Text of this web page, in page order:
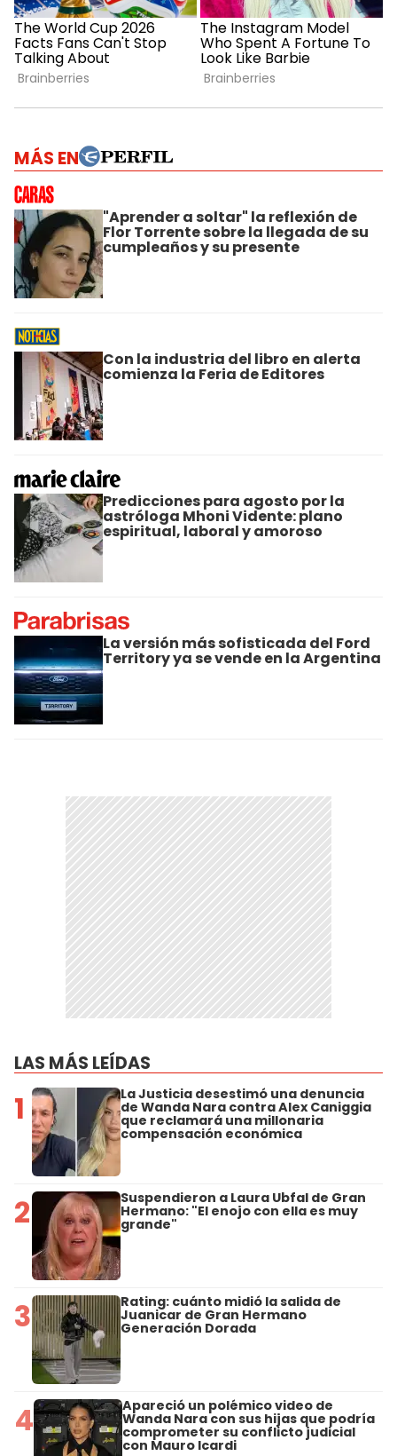
MÁS EN
"Aprender a soltar" la reflexión de
Flor Torrente sobre la llegada de su
cumpleaños y su presente
Con la industria del libro en alerta
comienza la Feria de Editores
Predicciones para agosto por la
astróloga Mhoni Vidente: plano
espiritual, laboral y amoroso
La versión más sofisticada del Ford
Territory ya se vende en la Argentina
LAS MÁS LEÍDAS
1 La Justicia desestimó una denuncia
de Wanda Nara contra Alex Caniggia
que reclamará una millonaria
compensación económica
2 Suspendieron a Laura Ubfal de Gran
Hermano: "El enojo con ella es muy
grande"
3 Rating: cuánto midió la salida de
Juanicar de Gran Hermano
Generación Dorada
4 Apareció un polémico video de
Wanda Nara con sus hijas que podría
comprometer su conflicto judicial
con Mauro Icardi